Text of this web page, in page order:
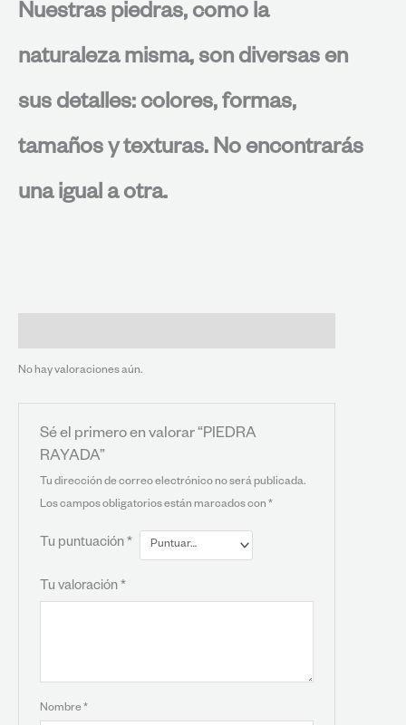
Nuestras piedras, como la
naturaleza misma, son diversas en
sus detalles: colores, formas,
tamaños y texturas. No encontrarás
una igual a otra.
No hay valoraciones aún.
Sé el primero en valorar “PIEDRA
RAYADA”
Tu dirección de correo electrónico no será publicada.
Los campos obligatorios están marcados con *
Tu puntuación *
Tu valoración *
Nombre*